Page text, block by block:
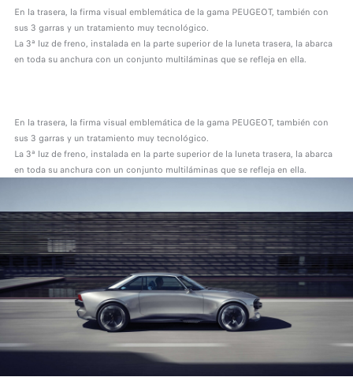
En la trasera, la firma visual emblemática de la gama PEUGEOT, también con
sus 3 garras y un tratamiento muy tecnológico.
La 3ª luz de freno, instalada en la parte superior de la luneta trasera, la abarca
en toda su anchura con un conjunto multiláminas que se refleja en ella.
En la trasera, la firma visual emblemática de la gama PEUGEOT, también con
sus 3 garras y un tratamiento muy tecnológico.
La 3ª luz de freno, instalada en la parte superior de la luneta trasera, la abarca
en toda su anchura con un conjunto multiláminas que se refleja en ella.